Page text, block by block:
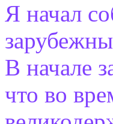
Я начал
В начале
что во